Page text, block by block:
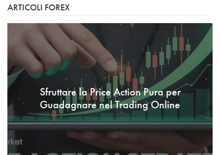
ARTICOLI FOREX
Sfruttare la Price Action Pura per
Guadagnare nel Trading Online